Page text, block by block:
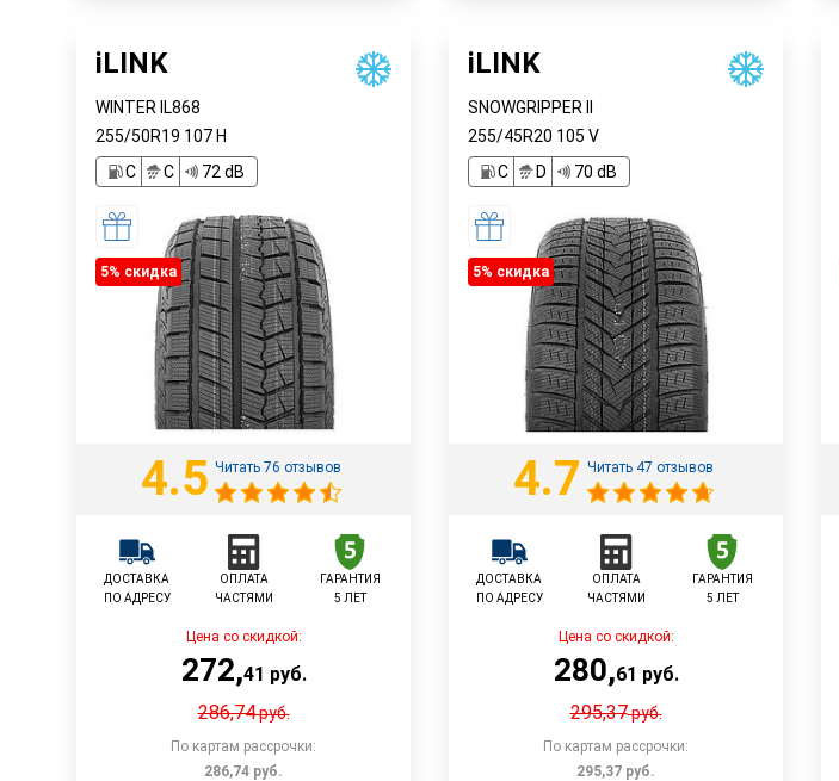
iLINK
WINTER IL868
255/50R19 107 H
C
C 72 dB
5% cкидка
4.5 Читать 76 отзывов
ДОСТАВКА
ПО АДРЕСУ
ОПЛАТА
ЧАСТЯМИ
ГАРАНТИЯ
5 ЛЕТ
Цена со скидкой:
272,41 руб.
286,74руб.
По картам рассрочки:
286,74 руб.
iLINK
SNOWGRIPPER II
255/45R20 105 V
C
D 70 dB
5% cкидка
4.7 Читать 47 отзывов
ДОСТАВКА
ПО АДРЕСУ
ОПЛАТА
ЧАСТЯМИ
ГАРАНТИЯ
5 ЛЕТ
Цена со скидкой:
280,61 руб.
295,37руб.
По картам рассрочки:
295,37 руб.